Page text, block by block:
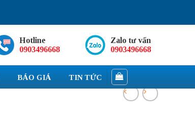
Hotline
0903496668
Zalo tư vấn
0903496668
BÁO GIÁ TIN TỨC